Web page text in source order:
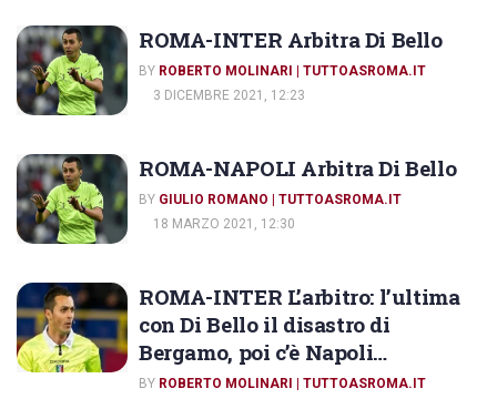
ROMA-INTER Arbitra Di Bello
BY ROBERTO MOLINARI | TUTTOASROMA.IT
3 DICEMBRE 2021, 12:23
ROMA-NAPOLI Arbitra Di Bello
BY GIULIO ROMANO | TUTTOASROMA.IT
18 MARZO 2021, 12:30
ROMA-INTER L’arbitro: l’ultima
con Di Bello il disastro di
Bergamo, poi c’è Napoli…
BY ROBERTO MOLINARI | TUTTOASROMA.IT